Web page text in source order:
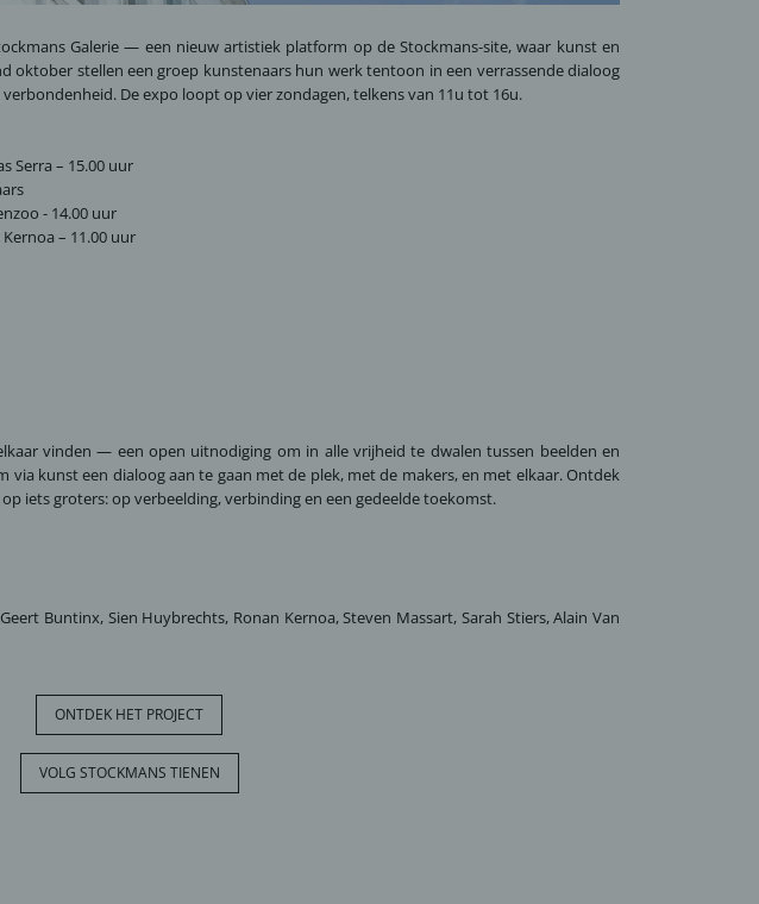
Galerie — een nieuw artistiek platform op de Stockmans-site, waar kunst en
oktober stellen een groep kunstenaars hun werk tentoon in een verrassende dialoog
De expo loopt op vier zondagen, telkens van 11u tot 16u.
Serra – 15.00 uur
- 14.00 uur
– 11.00 uur
vinden — een open uitnodiging om in alle vrijheid te dwalen tussen beelden en
via kunst een dialoog aan te gaan met de plek, met de makers, en met elkaar. Ontdek
iets groters: op verbeelding, verbinding en een gedeelde toekomst.
Buntinx, Sien Huybrechts, Ronan Kernoa, Steven Massart, Sarah Stiers, Alain Van
ONTDEK HET PROJECT
VOLG STOCKMANS TIENEN